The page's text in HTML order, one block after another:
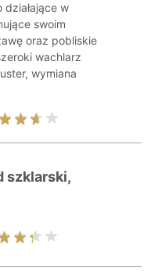
w
swoim
oraz pobliskie
wachlarz
wymiana
szklarski,